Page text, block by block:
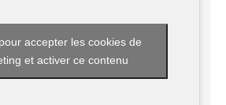
accepter les cookies de
et activer ce contenu